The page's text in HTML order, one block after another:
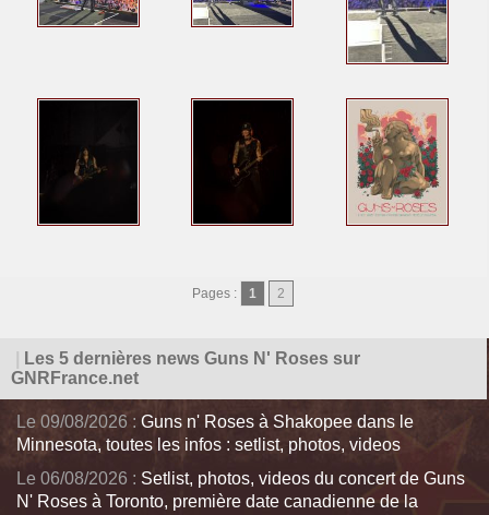
Pages : 1 2
Les 5 dernières news Guns N' Roses sur
GNRFrance.net
Le 09/08/2026 : Guns n' Roses à Shakopee dans le
Minnesota, toutes les infos : setlist, photos, videos
Le 06/08/2026 : Setlist, photos, videos du concert de Guns
N' Roses à Toronto, première date canadienne de la